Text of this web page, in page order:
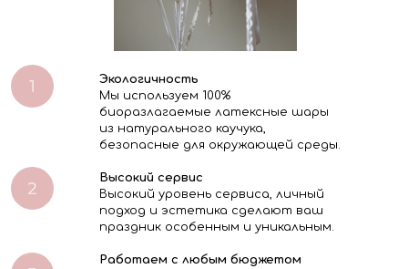
Экологичность
Мы используем 100%
биоразлагаемые латексные шары
из натурального каучука,
безопасные для окружающей среды.
Высокий сервис
Высокий уровень сервиса, личный
подход и эстетика сделают ваш
праздник особенным и уникальным.
Работаем с любым бюджетом